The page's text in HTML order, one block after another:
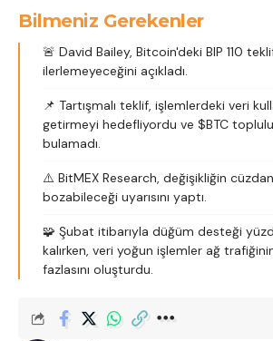
Bilmeniz Gerekenler
🚨 David Bailey, Bitcoin'deki BIP 110
ilerlemeyeceğini açıkladı.
📌 Tartışmalı teklif, işlemlerdeki veri
getirmeyi hedefliyordu ve $BTC
bulamadı.
⚠️ BitMEX Research, değişikliğin
bozabileceği uyarısını yaptı.
🧩 Şubat itibarıyla düğüm desteği
kalırken, veri yoğun işlemler ağ
fazlasını oluşturdu.